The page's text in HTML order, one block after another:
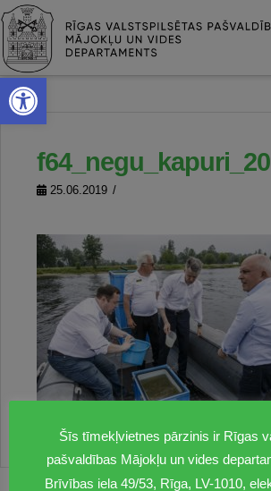
Open toolbar
25.06.2019
Šīs tīmekļvietnes pārzinis ir Rīgas
pašvaldības Mājokļu un vides
Brīvības iela 49/53, Rīga, LV-1010,